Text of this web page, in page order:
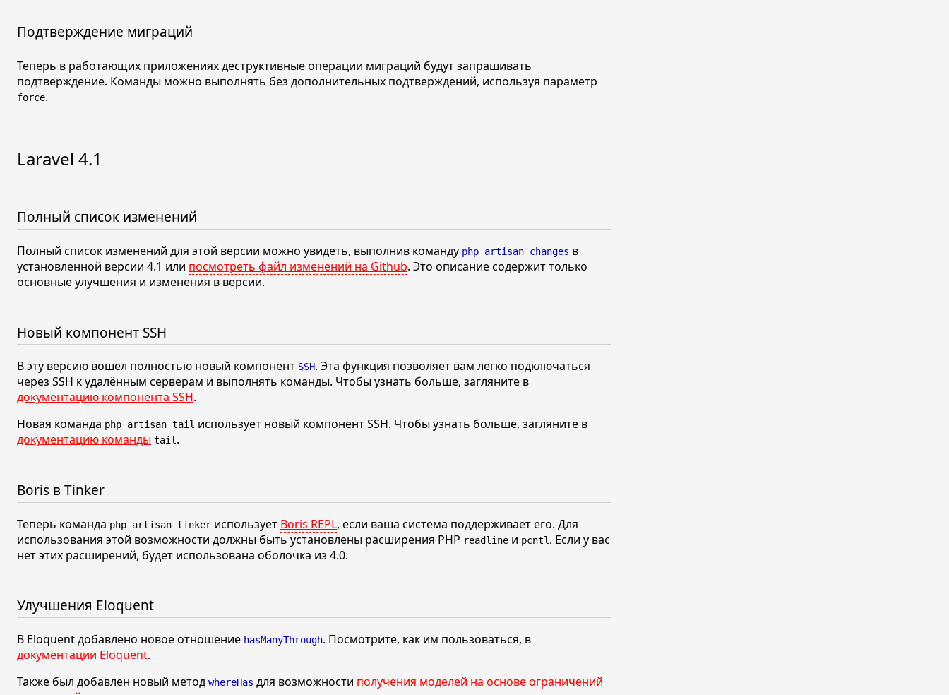
Подтверждение миграций
Теперь в работающих приложениях деструктивные операции миграций будут запрашивать
подтверждение. Команды можно выполнять без дополнительных подтверждений, используя параметр --
force.
Laravel 4.1
Полный список изменений
Полный список изменений для этой версии можно увидеть, выполнив команду php artisan changes в
установленной версии 4.1 или посмотреть файл изменений на Github. Это описание содержит только
основные улучшения и изменения в версии.
Новый компонент SSH
В эту версию вошёл полностью новый компонент SSH. Эта функция позволяет вам легко подключаться
через SSH к удалённым серверам и выполнять команды. Чтобы узнать больше, загляните в
документацию компонента SSH.
Новая команда php artisan tail использует новый компонент SSH. Чтобы узнать больше, загляните в
документацию команды tail.
Boris в Tinker
Теперь команда php artisan tinker использует Boris REPL, если ваша система поддерживает его. Для
использования этой возможности должны быть установлены расширения PHP readline и pcntl . Если у вас
нет этих расширений, будет использована оболочка из 4.0.
Улучшения Eloquent
В Eloquent добавлено новое отношение hasManyThrough. Посмотрите, как им пользоваться, в
документации Eloquent.
Также был добавлен новый метод whereHas для возможности получения моделей на основе ограничений